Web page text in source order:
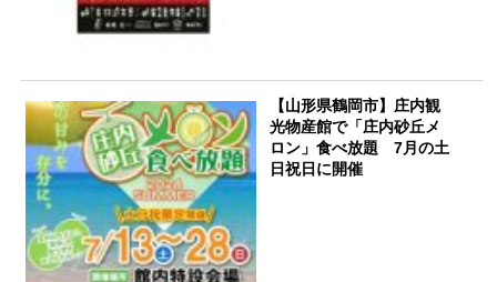
【山形県鶴岡市】庄内観
光物産館で「庄内砂丘メ
ロン」食べ放題 7月の土
日祝日に開催